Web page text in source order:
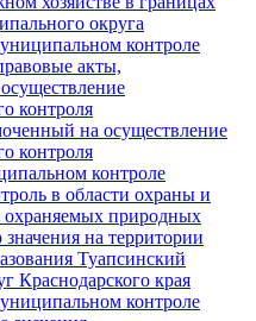
округа
контроле
акты,
контроля
на осуществление
контроля
контроле
в области охраны и
охраняемых природных
на территории
Туапсинский
Краснодарского края
контроле